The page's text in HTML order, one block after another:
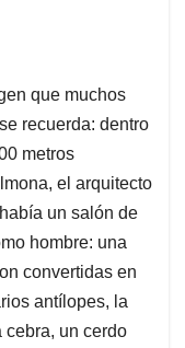
que muchos
recuerda: dentro
metros
el arquitecto
un salón de
hombre: una
convertidas en
antílopes, la
cebra, un cerdo